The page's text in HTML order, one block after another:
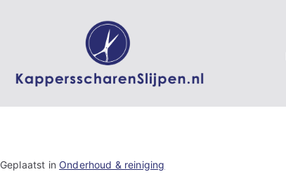
Geplaatst in Onderhoud & reiniging